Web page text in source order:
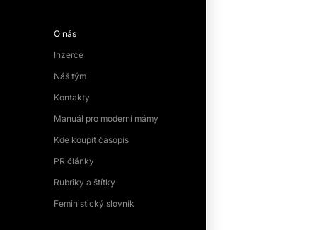
O nás
Inzerce
Náš tým
Kontakty
Manuál pro moderní mámy
Kde koupit časopis
PR články
Rubriky a štítky
Feministický slovník